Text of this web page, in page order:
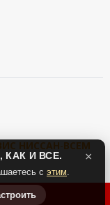
НИССАН-ВСЕМ
И ВСЕ.
с этим.
×